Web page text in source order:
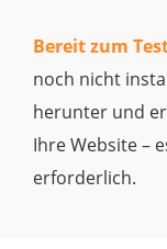
Bereit zum
noch nicht
herunter und
Ihre Website –
erforderlich.